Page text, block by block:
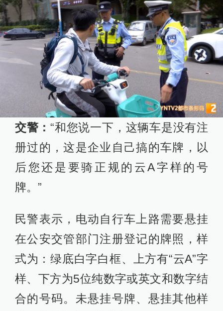
交警：“和您说一下，这辆车是没有注
册过的，这是企业自己搞的车牌，以
后您还是要骑正规的云A字样的号
牌。”
民警表示，电动自行车上路需要悬挂
在公安交管部门注册登记的牌照，样
式为：绿底白字白框、上方有“云A”字
样、下方为5位纯数字或英文和数字结
合的号码。未悬挂号牌、悬挂其他样